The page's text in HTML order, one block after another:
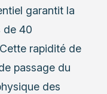
garantit la
de 40
rapidité de
passage du
des